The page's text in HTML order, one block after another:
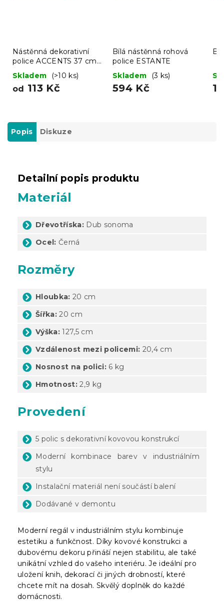
Nástěnná dekorativní
police ACCENTS 37 cm -
více barev
Skladem (>10 ks)
od 113 Kč
Bílá nástěnná rohová
police ESTANTE
Skladem
(3 ks)
594 Kč 1
Popis Diskuze
Detailní popis produktu
Materiál
Dřevotříska: Dub sonoma
Ocel: Černá
Rozměry
Hloubka: 20 cm
Šířka: 20 cm
Výška: 127,5 cm
Vzdálenost mezi policemi: 20,4 cm
Nosnost na polici: 6 kg
Hmotnost: 2,9 kg
Provedení
5 polic s dekorativní kovovou konstrukcí
Moderní kombinace barev v industriálním
stylu
Instalační materiál není součástí balení
Dodávané v demontu
Moderní regál v industriálním stylu kombinuje
estetiku a funkčnost. Díky kovové konstrukci a
dubovému dekoru přináší nejen stabilitu, ale také
unikátní vzhled do vašeho interiéru. Je ideální pro
uložení knih, dekorací či jiných drobností, které
chcete mít na dosah. Skvělý doplněk do každé
domácnosti.